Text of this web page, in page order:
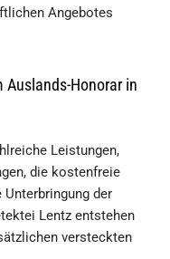
Angebotes
Auslands-Honorar in
Leistungen,
die kostenfreie
der
Lentz entstehen
versteckten